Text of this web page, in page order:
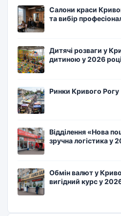
Салони краси
та вибір
Дитячі розваги у
дитиною у 2026 році
Ринки Кривого Рогу
Відділення «Нова
зручна логістика у
Обмін валют у
вигідний курс у